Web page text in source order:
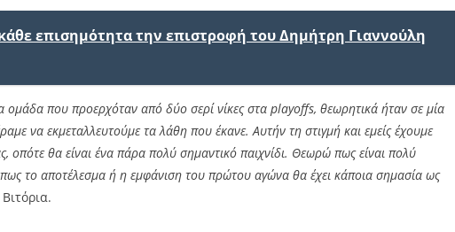
επισημότητα την επιστροφή του Δημήτρη Γιαννούλη
ομάδα που προερχόταν από δύο σερί νίκες στα playoffs, θεωρητικά ήταν σε μία
να εκμεταλλευτούμε τα λάθη που έκανε. Αυτήν τη στιγμή και εμείς έχουμε
οπότε θα είναι ένα πάρα πολύ σημαντικό παιχνίδι. Θεωρώ πως είναι πολύ
το αποτέλεσμα ή η εμφάνιση του πρώτου αγώνα θα έχει κάποια σημασία ως